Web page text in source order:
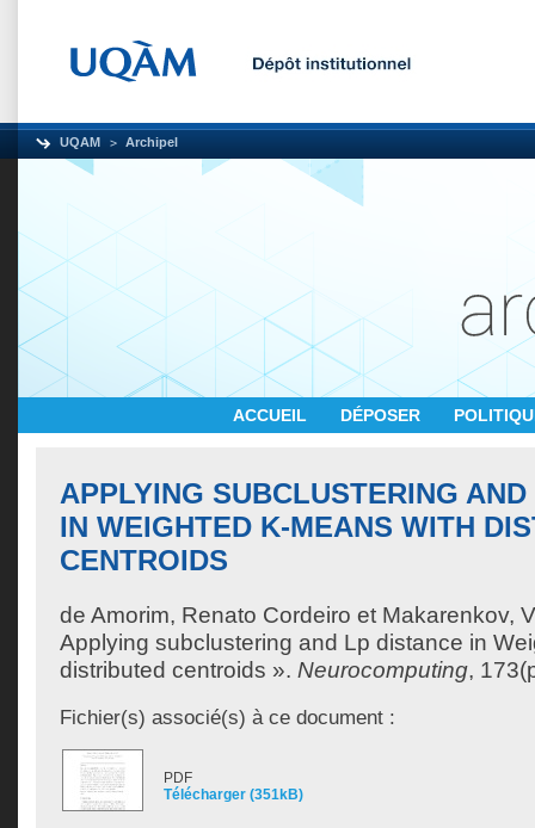
UQAM Archipel
ACCUEIL DÉPOSER
APPLYING SUBCLUSTERING
IN WEIGHTED K-MEANS WITH
CENTROIDS
de Amorim, Renato Cordeiro et Makarenkov,
Applying subclustering and Lp distance in
distributed centroids ». Neurocomputing,
Fichier(s) associé(s) à ce document :
PDF
Télécharger (351kB)